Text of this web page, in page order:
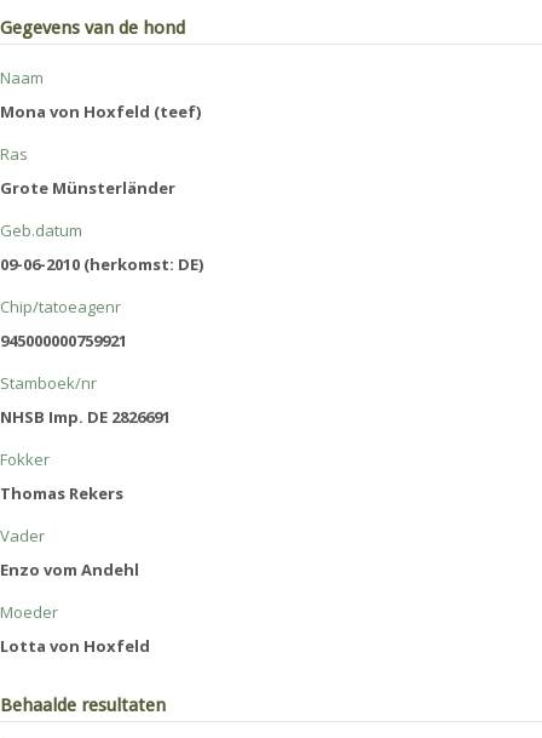
Gegevens van de hond
Naam
Mona von Hoxfeld (teef)
Ras
Grote Münsterländer
Geb.datum
09-06-2010 (herkomst: DE)
Chip/tatoeagenr
945000000759921
Stamboek/nr
NHSB Imp. DE 2826691
Fokker
Thomas Rekers
Vader
Enzo vom Andehl
Moeder
Lotta von Hoxfeld
Behaalde resultaten